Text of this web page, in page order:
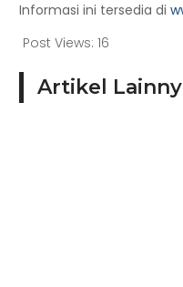
Informasi ini tersedia di
Post Views: 16
Artikel